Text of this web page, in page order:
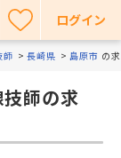
ログイン
師 長崎県 島原市 の
師の求